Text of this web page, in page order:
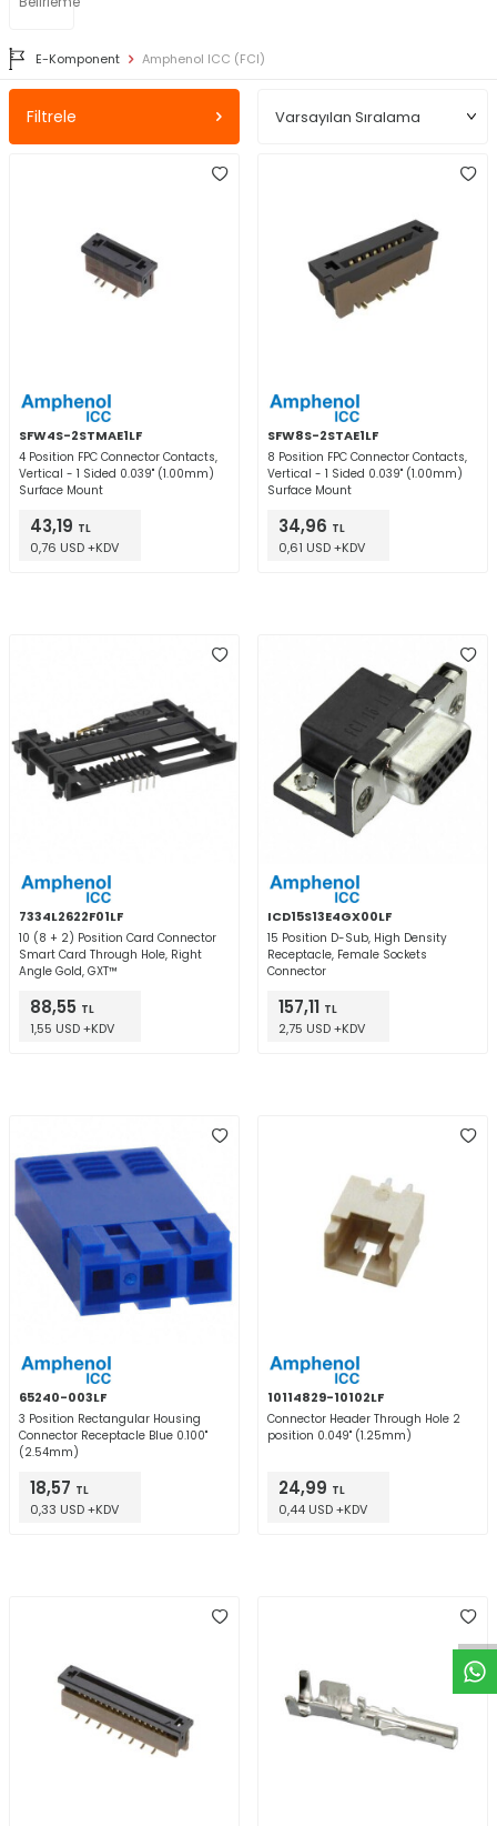
W
h
t
a
p
p
D
e
s
e
H
a
t
t
E-Komponent Amphenol ICC (FCI)
Filtrele
SFW4S-2STMAE1LF
4 Position FPC Connector Contacts,
Vertical - 1 Sided 0.039" (1.00mm)
Surface Mount
43,19 TL
0,76 USD +KDV
SFW8S-2STAE1LF
8 Position FPC Connector Contacts,
Vertical - 1 Sided 0.039" (1.00mm)
Surface Mount
34,96 TL
0,61 USD +KDV
7334L2622F01LF
10 (8 + 2) Position Card Connector
Smart Card Through Hole, Right
Angle Gold, GXT™
88,55 TL
1,55 USD +KDV
ICD15S13E4GX00LF
15 Position D-Sub, High Density
Receptacle, Female Sockets
Connector
157,11 TL
2,75 USD +KDV
65240-003LF
3 Position Rectangular Housing
Connector Receptacle Blue 0.100"
(2.54mm)
18,57 TL
0,33 USD +KDV
10114829-10102LF
Connector Header Through Hole 2
position 0.049" (1.25mm)
24,99 TL
0,44 USD +KDV